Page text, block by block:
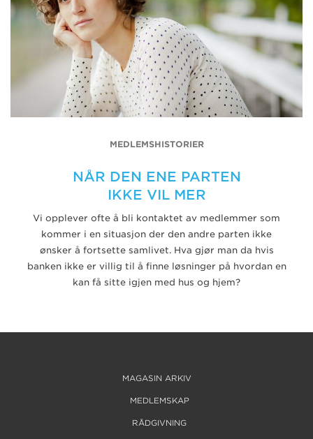
MEDLEMSHISTORIER
NÅR DEN ENE PARTEN
IKKE VIL MER
Vi opplever ofte å bli kontaktet av medlemmer som
kommer i en situasjon der den andre parten ikke
ønsker å fortsette samlivet. Hva gjør man da hvis
banken ikke er villig til å finne løsninger på hvordan en
kan få sitte igjen med hus og hjem?
MAGASIN ARKIV
MEDLEMSKAP
RÅDGIVNING